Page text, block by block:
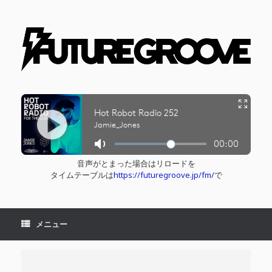
音声がとまった場合はリロードを
タイムテーブルはhttps://futuregroove.jp/fm/で
メニュー